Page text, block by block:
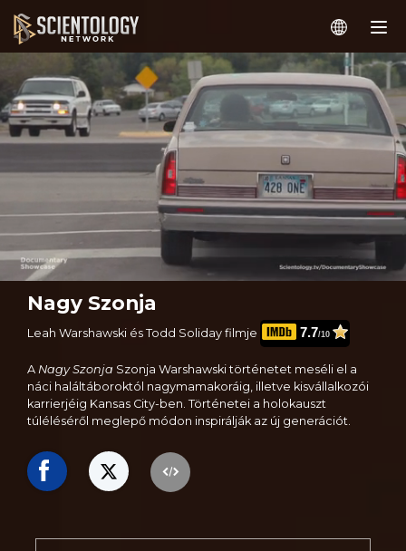
Nagy Szonja
Leah Warshawski és Todd Soliday filmje 7.7/10
A Nagy Szonja Szonja Warshawski történetet meséli el a
náci haláltáboroktól nagymamakoráig, illetve kisvállalkozói
karrierjéig Kansas City-ben. Történetei a holokauszt
túléléséről meglepő módon inspirálják az új generációt.